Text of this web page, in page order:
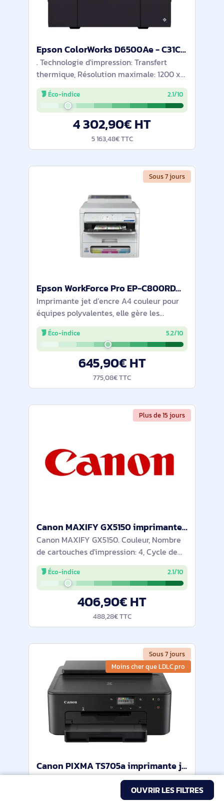
OUVRIR LES FILTRES
Epson ColorWorks D6500Ae - C31CL91102
. Technologie d'impression: Transfert
thermique, Résolution maximale: 1200 x
1200 DPI, Vitesse d'impression (mesure
métrique): 85 mm/sec, Couleur.
Technologie de connectivité: Avec fil,
Ethernet/LAN,
Éco-indice 2.1/10
4 302,90€ HT
5 163,48€ TTC
Sous 7 jours
Epson WorkForce Pro EP-C800RDW imprimante jets d'encres Couleur 4800 x 1200 DPI A4 Wifi - C11CK21401
Imprimante jet d’encre A4 couleur pour
équipes polyvalentes, elle gère les
documents du quotidien à 34 ppm avec
impression recto‑verso. Wi‑Fi, Ethernet et
Wi‑Fi Direct pour une intégration simple,
Éco-indice 5.2/10
645,90€ HT
775,08€ TTC
Plus de 15 jours
Canon MAXIFY GX5150 imprimante jets d'encres Couleur 600 x 1200 DPI A4 Wifi - 6884C006
Canon MAXIFY GX5150. Couleur, Nombre
de cartouches d'impression: 4, Cycle de
service (Maximum): 45000 pages par
mois. Résolution maximale: 600 x 1200
DPI. Taille de papier de série A ISO
maximum: A4.
Éco-indice 2.1/10
406,90€ HT
488,28€ TTC
Sous 7 jours
Moins cher que LDLC.pro
Canon PIXMA TS705a imprimante jets d'encres Couleur 4800 x 1200 DPI A4 Wifi - 3109C026
Canon PIXMA TS705a. Couleur, Nombre de
cartouches d'impression: 5. Résolution
maximale: 4800 x 1200 DPI. Taille de